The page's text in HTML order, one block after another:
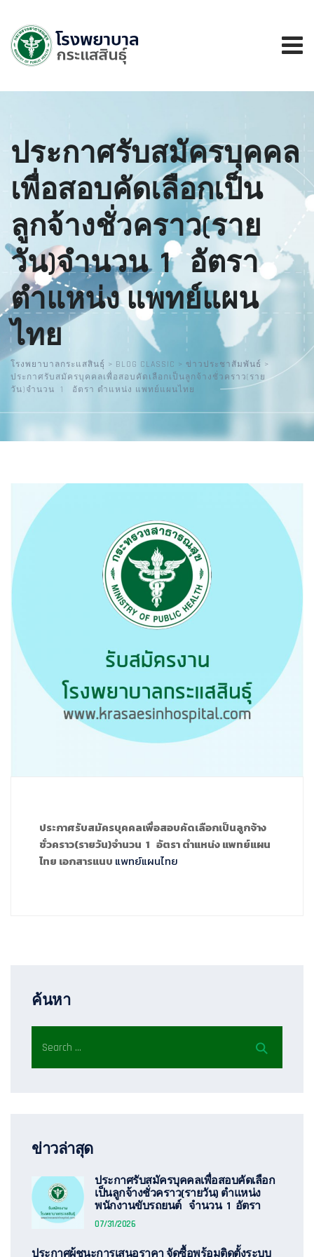
ประกาศรับสมัครบุคคล
เพื่อสอบคัดเลือกเป็น
ลูกจ้างชั่วคราว(ราย
วัน)จำนวน 1 อัตรา
ตำแหน่ง แพทย์แผน
ไทย
โรงพยาบาลกระแสสินธุ์ > BLOG CLASSIC > ข่าวประชาสัมพันธ์ >
ประกาศรับสมัครบุคคลเพื่อสอบคัดเลือกเป็นลูกจ้างชั่วคราว(ราย
วัน)จำนวน 1 อัตรา ตำแหน่ง แพทย์แผนไทย
ประกาศรับสมัครบุคคลเพื่อสอบคัดเลือกเป็นลูกจ้าง
ชั่วคราว(รายวัน)จำนวน 1 อัตรา ตำแหน่ง แพทย์แผน
ไทย เอกสารแนบ แพทย์แผนไทย
ค้นหา
ข่าวล่าสุด
ประกาศรับสมัครบุคคลเพื่อสอบคัดเลือก
เป็นลูกจ้างชั่วคราว(รายวัน) ตำแหน่ง
พนักงานขับรถยนต์ จำนวน 1 อัตรา
07/31/2026
ประกาศผู้ชนะการเสนอราคา จัดซื้อพร้อมติดตั้งระบบ